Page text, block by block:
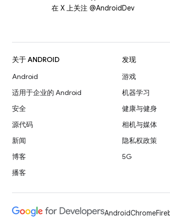
在 X 上关注 @AndroidDev
关于 ANDROID
Android
适用于企业的 Android
安全
源代码
新闻
博客
播客
发现
游戏
机器学习
健康与健身
相机与媒体
隐私权政策
5G
AndroidChrome